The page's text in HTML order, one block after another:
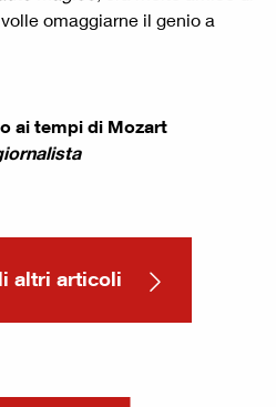
omaggiarne il genio a
ai tempi di Mozart
altri articoli